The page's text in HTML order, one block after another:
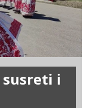
susreti i